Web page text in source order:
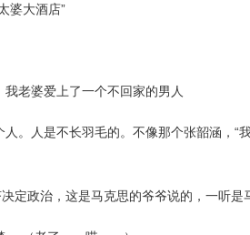
婆大酒店”
老婆爱上了一个不回家的男人
。人是不长羽毛的。不像那个张韶涵，“
定政治，这是马克思的爷爷说的，一听是